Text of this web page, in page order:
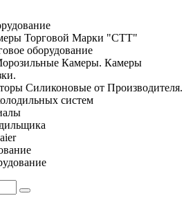
Торговой Марки "СТТ"
оборудование
Камеры. Камеры
Силиконовые от Производителя.
систем